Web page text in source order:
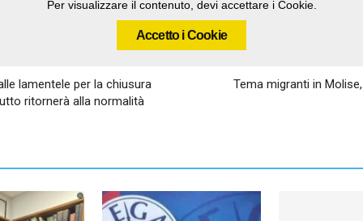
Per visualizzare il contenuto, devi accettare i Cookie.
Accetto i Cookie
lamentele per la chiusura
ritornerà alla normalità
Tema migranti in